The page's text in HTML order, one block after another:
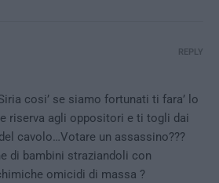
cosi’ se siamo fortunati ti fara’ lo
riserva agli oppositori e ti togli dai
cavolo…Votare un assassino???
di bambini straziandoli con
omicidi di massa ?
REPLY